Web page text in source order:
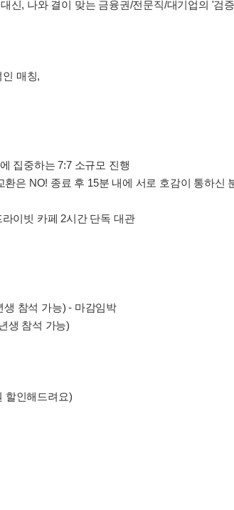
신, 나와 결이 맞는 금융권/전문직/대기업의 '검
매칭,
집중하는 7:7 소규모 진행
은 NO! 종료 후 15분 내에 서로 호감이 통하신
이빗 카페 2시간 단독 대관
생 참석 가능) - 마감임박
생 참석 가능)
할인해드려요)